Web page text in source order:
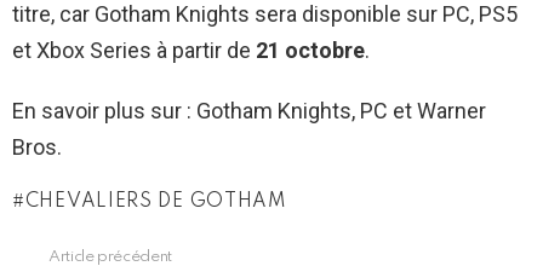
titre, car Gotham Knights sera disponible sur PC, PS5
et Xbox Series à partir de 21 octobre.
En savoir plus sur : Gotham Knights, PC et Warner
Bros.
CHEVALIERS DE GOTHAM
Article précédent